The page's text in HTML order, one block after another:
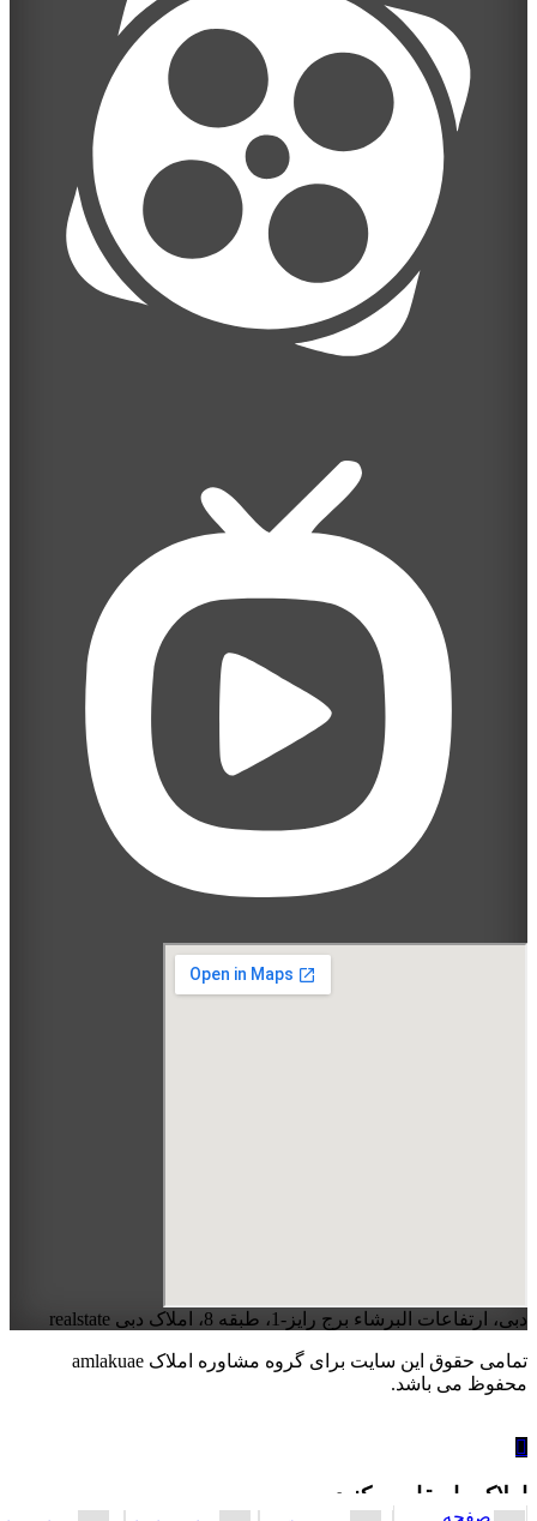
دبی، ارتفاعات البرشاء برج رایز-1، طبقه 8، املاک دبی realstate
تمامی حقوق این سایت برای گروه مشاوره املاک amlakuae
محفوظ می باشد.
صفحه
املاک را مقایسه کنید